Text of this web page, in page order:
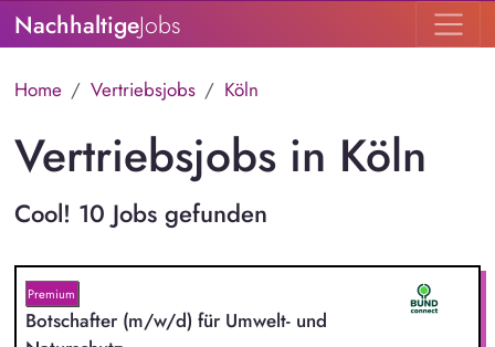
NachhaltigeJobs
Home Vertriebsjobs Köln
Vertriebsjobs in Köln
Cool! 10 Jobs gefunden
Premium
Botschafter (m/w/d) für Umwelt- und